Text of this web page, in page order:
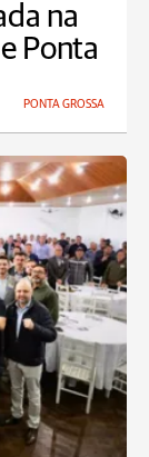
na
Ponta
PONTA GROSSA